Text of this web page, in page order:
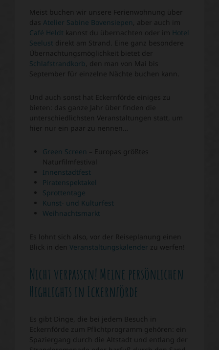
Meist buchen wir unsere Ferienwohnung über
das Atelier Sabine Bovensiepen , aber auch im
Café Heldt kannst du übernachten oder im Hotel
Seelust direkt am Strand. Eine ganz besondere
Übernachtungsmöglichkeit bietet der
Schlafstrandkorb , den man von Mai bis
September für einzelne Nächte buchen kann.
Und auch sonst hat Eckernförde einiges zu
bieten: das ganze Jahr über finden die
unterschiedlichsten Veranstaltungen statt, um
hier nur ein paar zu nennen…
Green Screen
– Europas größtes
Naturfilmfestival
Innenstadtfest
Piratenspektakel
Sprottentage
Kunst- und Kulturfest
Weihnachtsmarkt
Es lohnt sich also, vor der Reiseplanung einen
Blick in den Veranstaltungskalender zu werfen!
Nicht verpassen! Meine persönlichen
Highlights in Eckernförde
Es gibt Dinge, die bei jedem Besuch in
Eckernförde zum Pflichtprogramm gehören: ein
Spaziergang durch die Altstadt und entlang der